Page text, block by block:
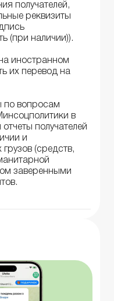
получателей,
реквизиты
(при наличии)).
иностранном
их перевод на
по вопросам
в
получателей
и
(средств,
заверенными